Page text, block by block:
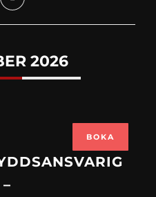
2026
BOKA